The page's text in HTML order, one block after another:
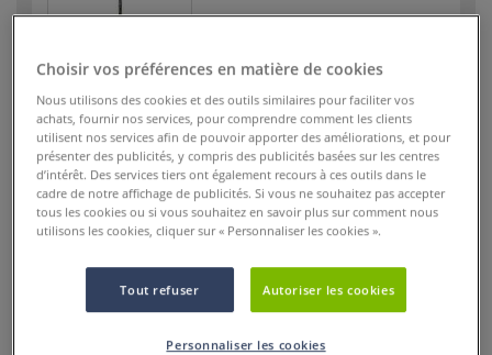
En stock
Taille du
pinceau
4/0
Largeur de la
pointe - mm
1,40
-
Choisir vos préférences en matière de cookies
Nous utilisons des cookies et des outils similaires pour faciliter vos
achats, fournir nos services, pour comprendre comment les clients
utilisent nos services afin de pouvoir apporter des améliorations, et pour
présenter des publicités, y compris des publicités basées sur les centres
d’intérêt. Des services tiers ont également recours à ces outils dans le
cadre de notre affichage de publicités. Si vous ne souhaitez pas accepter
tous les cookies ou si vous souhaitez en savoir plus sur comment nous
utilisons les cookies, cliquer sur « Personnaliser les cookies ».
Tout refuser Autoriser les cookies
Personnaliser les cookies